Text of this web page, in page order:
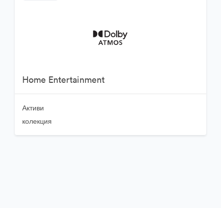
Home Entertainment
Активи
колекция